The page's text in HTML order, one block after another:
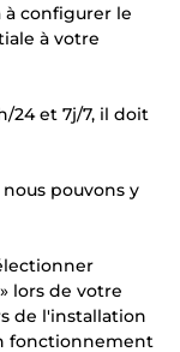
à configurer le
à votre
24 et 7j/7, il doit
pouvons y
lors de votre
de l'installation
fonctionnement